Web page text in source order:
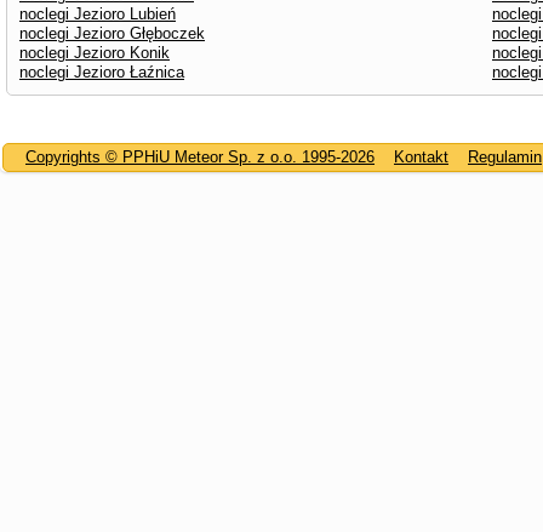
noclegi Jezioro Lubień
noclegi Jezioro Głęboczek
noclegi Jezioro Konik
noclegi Jezioro Łaźnica
Copyrights © PPHiU Meteor Sp. z o.o. 1995-2026 Kontakt Regulamin